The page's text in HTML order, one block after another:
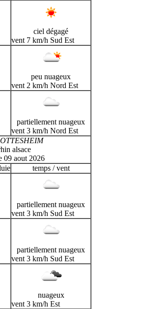
ciel dégagé
vent 7 km/h Sud Est
peu nuageux
vent 2 km/h Nord Est
partiellement nuageux
vent 3 km/h Nord Est
alsace
09 aout 2026
temps / vent
partiellement nuageux
vent 3 km/h Sud Est
partiellement nuageux
vent 3 km/h Sud Est
nuageux
vent 3 km/h Est